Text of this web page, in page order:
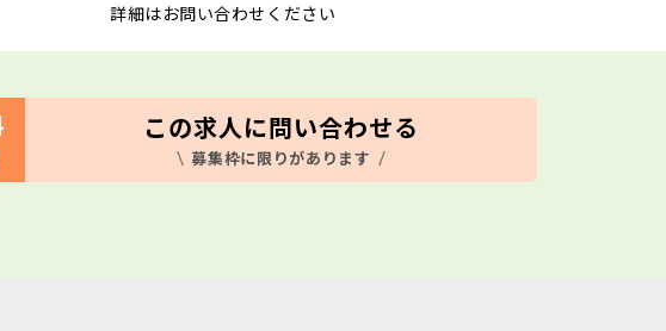
詳細はお問い合わせください
この求人に問い合わせる
募集枠に限りがあります